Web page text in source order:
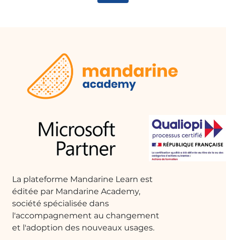
Utilisez les fonctions dulangage DAX
collaboratif
Prérequis et public cible
Public cible :Utilisateurs souhaitant maîtriser la
chaîne de création de rapport interactifs et
par la data.
Niveau au démarrage :Débutant & Intermédiaire
basiques de la navigation informatique et les usages
de son ordinateur. Vous pouvez avoir suivi la version
« Découverte » ou « Intermédiaire » de ce cours, dans
ce cas, les éléments déjà consultés seront déjà
validés.
La plateforme Mandarine Learn est
éditée par Mandarine Academy,
société spécialisée dans
l'accompagnement au changement
et l'adoption des nouveaux usages.